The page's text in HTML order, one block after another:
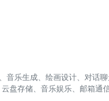
乐生成、绘画设计、对话
盘存储、音乐娱乐、邮箱